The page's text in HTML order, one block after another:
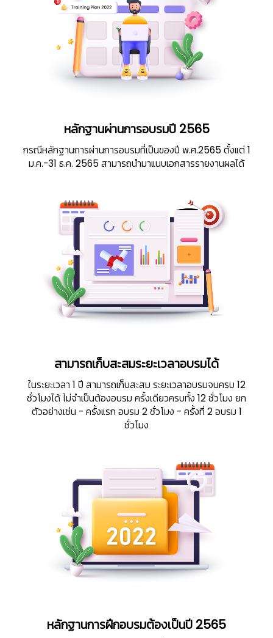
หลักฐานผ่านการอบรมปี 2565
กรณีหลักฐานการผ่านการอบรมที่เป็นของปี พ.ศ.2565 ตั้งแต่ 1
ม.ค.-31 ธ.ค. 2565 สามารถนำมาแนบเอกสารรายงานผลได้
สามารถเก็บสะสมระยะเวลาอบรมได้
ในระยะเวลา 1 ปี สามารถเก็บสะสม ระยะเวลาอบรมจนครบ 12
ชั่วโมงได้ ไม่จำเป็นต้องอบรม ครั้งเดียวครบทั้ง 12 ชั่วโมง ยก
ตัวอย่างเช่น - ครั้งแรก อบรม 2 ชั่วโมง - ครั้งที่ 2 อบรม 1
ชั่วโมง
หลักฐานการฝึกอบรมต้องเป็นปี 2565